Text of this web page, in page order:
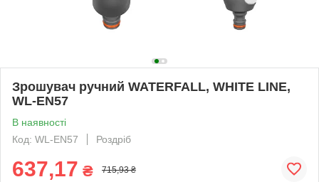
Зрошувач ручний WATERFALL, WHITE LINE,
WL-EN57
В наявності
Код: WL-EN57
Роздріб
637,17 ₴ 715,93 ₴